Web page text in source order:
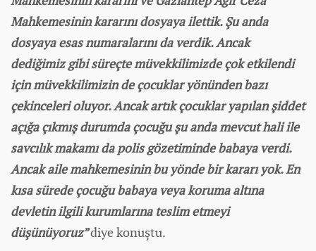
Mahkemesinin kararını dosyaya ilettik. Şu anda
dosyaya esas numaralarını da verdik. Ancak
dediğimiz gibi süreçte müvekkilimizde çok etkilendi
için müvekkilimizin de çocuklar yönünden bazı
çekinceleri oluyor. Ancak artık çocuklar yapılan şiddet
açığa çıkmış durumda çocuğu şu anda mevcut hali ile
savcılık makamı da polis gözetiminde babaya verdi.
Ancak aile mahkemesinin bu yönde bir kararı yok. En
kısa sürede çocuğu babaya veya koruma altına
devletin ilgili kurumlarına teslim etmeyi
düşünüyoruz”diye konuştu.